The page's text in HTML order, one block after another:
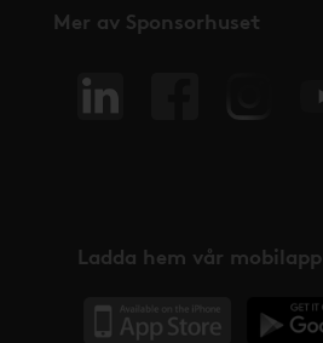
Mer av Sponsorhuset
Ladda hem vår mobilapp